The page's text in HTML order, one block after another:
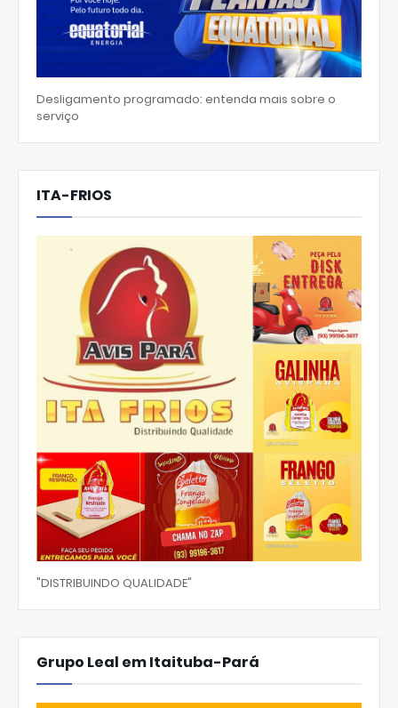
Desligamento programado: entenda mais sobre o
serviço
ITA-FRIOS
"DISTRIBUINDO QUALIDADE"
Grupo Leal em Itaituba-Pará